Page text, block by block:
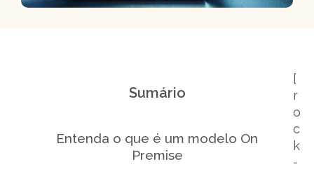
[
r
o
c
k
-
Sumário
Entenda o que é um modelo On
Premise